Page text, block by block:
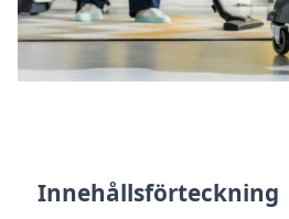
Innehållsförteckning